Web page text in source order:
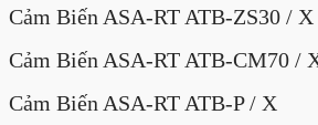
Cảm Biến ASA-RT ATB-ZS30 / X
Cảm Biến ASA-RT ATB-CM70 /
Cảm Biến ASA-RT ATB-P / X